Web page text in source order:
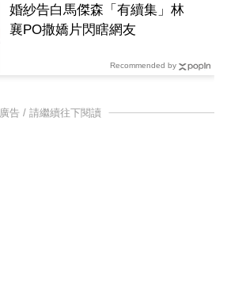
婚紗告白馬傑森「有續集」林
襄PO撒嬌片閃瞎網友
Recommended by
廣告 / 請繼續往下閱讀